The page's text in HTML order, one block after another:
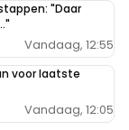
"Daar
Vandaag, 12:55
voor laatste
Vandaag, 12:05